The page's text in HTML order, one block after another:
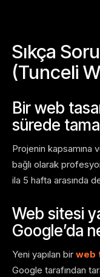
Sıkça
(Tunceli
Bir web
sürede
Projenin kapsamına
bağlı olarak
ila 5 hafta arasında
Web sitesi
Google’da
Yeni yapılan bir web
Google tarafından